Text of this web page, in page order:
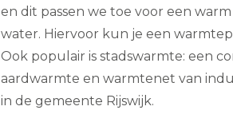
en dit passen we toe voor een
water. Hiervoor kun je een
Ook populair is stadswarmte: een
aardwarmte en warmtenet van
in de gemeente Rijswijk.